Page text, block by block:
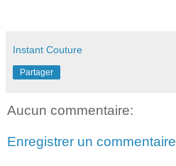
Instant Couture
Partager
Aucun commentaire:
Enregistrer un commentaire